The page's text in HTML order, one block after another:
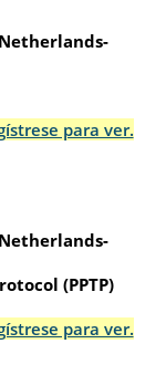
para ver.
(PPTP)
para ver.